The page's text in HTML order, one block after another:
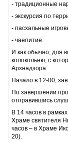
- традиционные
- экскурсия по
- пасхальные
- чаепитие.
И как обычно, для
колокольню, с
Архнадзора.
Начало в 12-00,
По завершении
отправившись
В 14 часов в
Храме святителя
часов – в Храме
20).